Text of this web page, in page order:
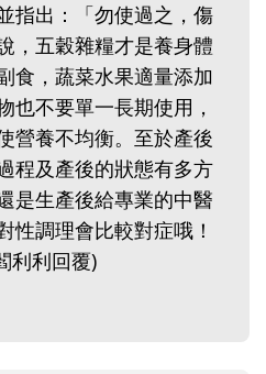
指出：「勿使過之，傷
，五穀雜糧才是養身體
食，蔬菜水果適量添加
也不要單一長期使用，
營養不均衡。至於產後
程及產後的狀態有多方
是生產後給專業的中醫
性調理會比較對症哦！
利利回覆)